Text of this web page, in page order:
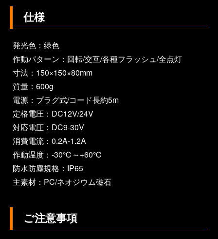
仕様
発光色：緑色
作動パターン：回転/交互/各種フラッシュ/全点灯
寸法：150×150×80mm
質量：600g
電源：プラグ式/コード長約5m
定格電圧：DC12V/24V
対応電圧：DC9-30V
消費電流：0.2A-1.2A
作動温度：-30℃～+60℃
防水防塵規格：IP65
主素材：PC/ネオジウム磁石
ご注意事項